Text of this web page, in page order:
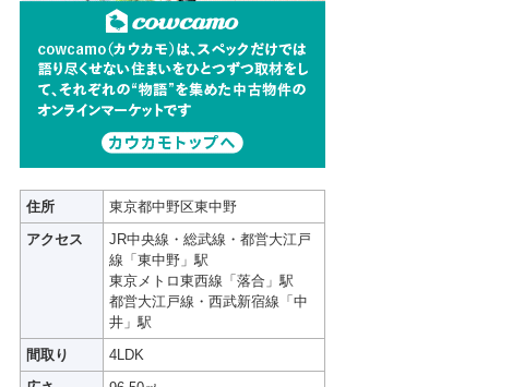
住所
東京都中野区東中野
アクセス
JR中央線・総武線・都営大江戸
線「東中野」駅
東京メトロ東西線「落合」駅
都営大江戸線・西武新宿線「中
井」駅
間取り
4LDK